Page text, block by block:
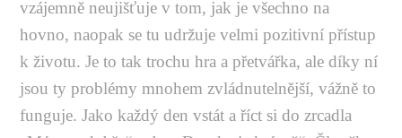
vzájemně neujišťuje v tom, jak je všechno na
hovno, naopak se tu udržuje velmi pozitivní přístup
k životu. Je to tak trochu hra a přetvářka, ale díky ní
jsou ty problémy mnohem zvládnutelnější, vážně to
funguje. Jako každý den vstát a říct si do zrcadla